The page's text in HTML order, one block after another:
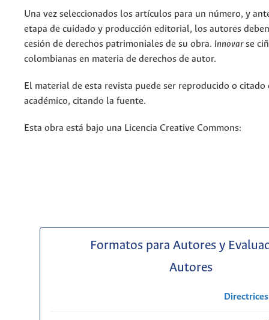
Una vez seleccionados los artículos para un número, y
etapa de cuidado y producción editorial, los autores
cesión de derechos patrimoniales de su obra. Innovarse
colombianas en materia de derechos de autor.
El material de esta revista puede ser reproducido o citado
académico, citando la fuente.
Esta obra está bajo una Licencia Creative Commons:
Formatos para Autores y
Autores